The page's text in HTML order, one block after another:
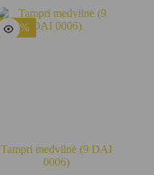
-56%
Tampri medvilnė (9 DAI
0006)